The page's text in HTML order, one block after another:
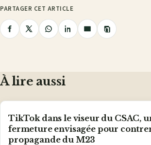
PARTAGER CET ARTICLE
PartagerPartagerPartagerPartagerPartager
Copier
le
À lire aussi
TikTok dans le viseur du CSAC,
fermeture envisagée pour
propagande du M23